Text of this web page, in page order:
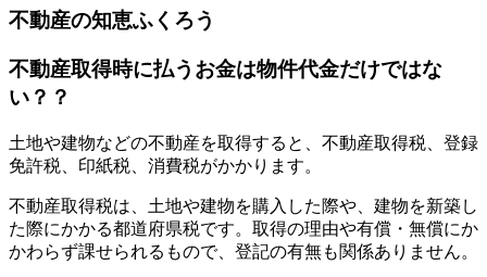
不動産の知恵ふくろう
不動産取得時に払うお金は物件代金だけではな
い？？
土地や建物などの不動産を取得すると、不動産取得税、登録
免許税、印紙税、消費税がかかります。
不動産取得税は、土地や建物を購入した際や、建物を新築し
た際にかかる都道府県税です。取得の理由や有償・無償にか
かわらず課せられるもので、登記の有無も関係ありません。